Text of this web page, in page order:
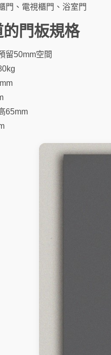
門、電視櫃門、浴室門
門板規格
留50mm空間
65mm